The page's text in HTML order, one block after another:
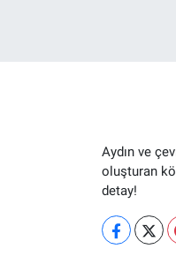
Aydın ve
oluşturan
detay!